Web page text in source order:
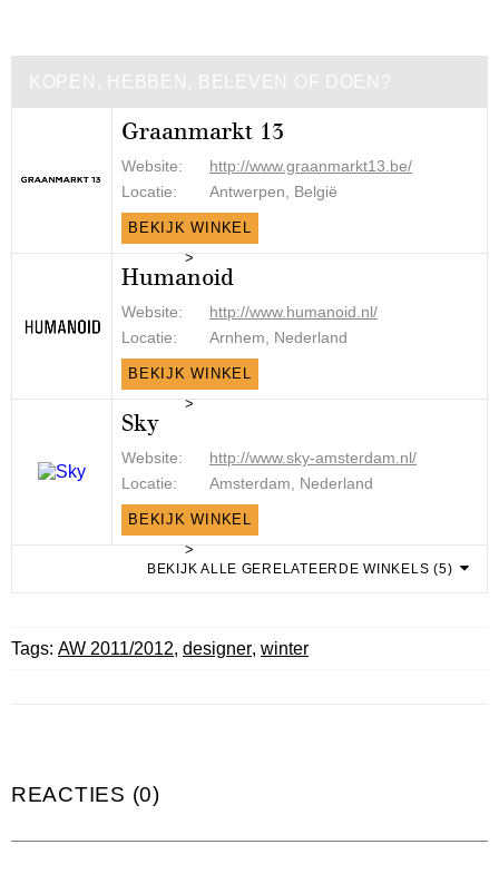
KOPEN, HEBBEN, BELEVEN OF DOEN?
Graanmarkt 13
Website:
http://www.graanmarkt13.be/
Locatie:
Antwerpen, België
BEKIJK WINKEL
>
Humanoid
Website:
http://www.humanoid.nl/
Locatie:
Arnhem, Nederland
BEKIJK WINKEL
>
Sky
Website:
http://www.sky-amsterdam.nl/
Locatie:
Amsterdam, Nederland
BEKIJK WINKEL
>
BEKIJK ALLE GERELATEERDE WINKELS (5)
Tags: AW 2011/2012, designer, winter
REACTIES (0)